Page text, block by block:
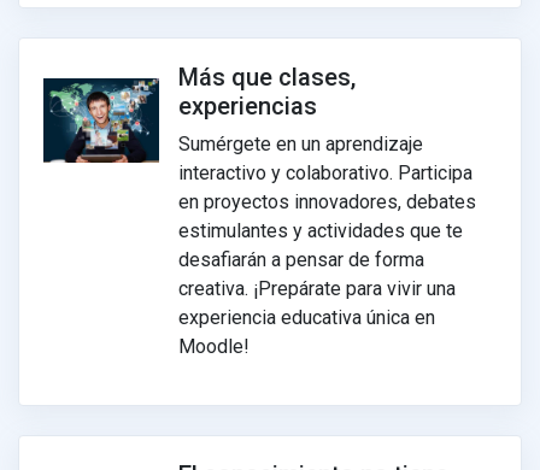
Más que clases,
experiencias
Sumérgete en un aprendizaje
interactivo y colaborativo. Participa
en proyectos innovadores, debates
estimulantes y actividades que te
desafiarán a pensar de forma
creativa. ¡Prepárate para vivir una
experiencia educativa única en
Moodle!